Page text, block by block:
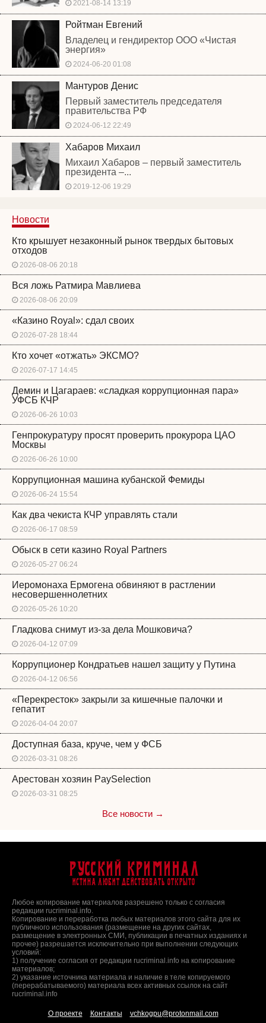
2021-08-14 13:19
Ройтман Евгений
Владелец и гендиректор ООО «Чистая
энергия»
2024-06-20 01:08
Мантуров Денис
Первый заместитель председателя
правительства РФ
2024-06-12 22:49
Хабаров Михаил
Михаил Хабаров – первый заместитель
президента –...
2019-12-06 19:29
Новости
Кто крышует незаконный рынок твердых бытовых
отходов
2026-08-06 20:18
Вся ложь Ратмира Мавлиева
2026-08-06 20:09
«Казино Royal»: сдал своих
2026-07-28 18:44
Кто хочет «отжать» ЭКСМО?
2026-07-17 14:45
Демин и Цагараев: «сладкая коррупционная пара»
УФСБ КЧР
2026-06-26 10:03
Генпрокуратуру просят проверить прокурора ЦАО
Москвы
2026-06-26 10:00
Коррупционная машина кубанской Фемиды
2026-06-24 15:54
Как два чекиста КЧР управлять стали
2026-06-17 08:59
Обыск в сети казино Royal Partners
2026-05-27 06:24
Иеромонаха Ермогена обвиняют в растлении
несовершеннолетних
2026-05-26 10:20
Гладкова снимут из-за дела Мошковича?
2026-04-12 07:09
Коррупционер Кондратьев нашел защиту у Путина
2026-04-12 06:56
«Перекресток» закрыли за кишечные палочки и
гепатит
2026-04-04 20:07
Доступная база, круче, чем у ФСБ
2026-03-31 08:26
Арестован хозяин PaySelection
2026-03-31 08:25
Все новости →
Русский Криминал
Истина любит действовать открыто
Любое копирование материалов разрешено только с согласия
редакции rucriminal.info.
Копирование и переработка любых материалов этого сайта для их
публичного использования (размещение на других сайтах,
размещение в электронных СМИ, публикации в печатных изданиях и
прочее) разрешается исключительно при выполнении следующих
условий:
1) получение согласия от редакции rucriminal.info на копирование
материалов;
2) указание источника материала и наличие в теле копируемого
(перерабатываемого) материала всех активных ссылок на сайт
rucriminal.info
О проекте Контакты vchkogpu@protonmail.com